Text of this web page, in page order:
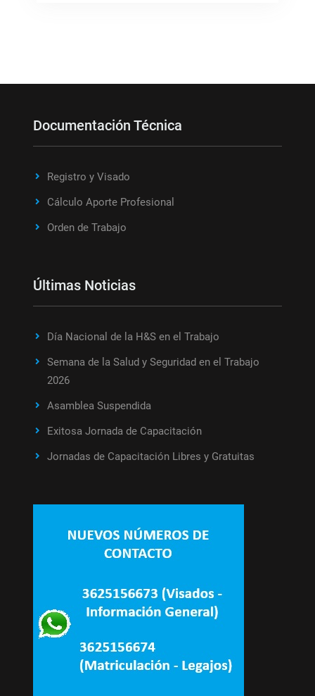
Documentación Técnica
Registro y Visado
Cálculo Aporte Profesional
Orden de Trabajo
Últimas Noticias
Día Nacional de la H&S en el Trabajo
Semana de la Salud y Seguridad en el Trabajo
2026
Asamblea Suspendida
Exitosa Jornada de Capacitación
Jornadas de Capacitación Libres y Gratuitas